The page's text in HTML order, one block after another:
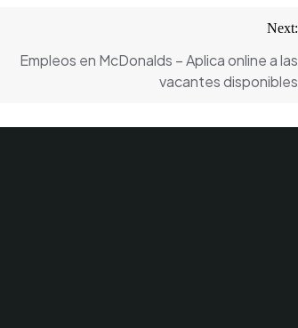
Next:
Empleos en McDonalds – Aplica online a las
vacantes disponibles